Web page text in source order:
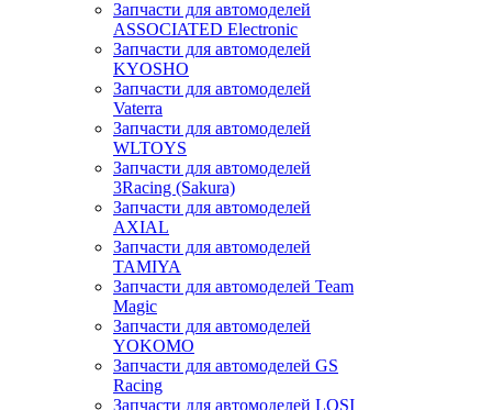
Запчасти для автомоделей
ASSOCIATED Electronic
Запчасти для автомоделей
KYOSHO
Запчасти для автомоделей
Vaterra
Запчасти для автомоделей
WLTOYS
Запчасти для автомоделей
3Racing (Sakura)
Запчасти для автомоделей
AXIAL
Запчасти для автомоделей
TAMIYA
Запчасти для автомоделей Team
Magic
Запчасти для автомоделей
YOKOMO
Запчасти для автомоделей GS
Racing
Запчасти для автомоделей LOSI